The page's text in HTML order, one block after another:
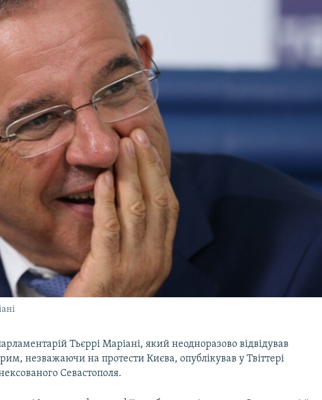
Тьєррі Маріані, який неодноразово відвідував
незважаючи на протести Києва, опублікував у Твіттері
Севастополя.